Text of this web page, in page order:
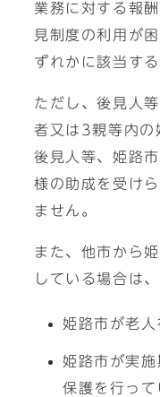
業務に対する報
見制度の利用が
ずれかに該当する
ただし、後見人
者又は3親等内の
後見人等、姫路
様の助成を受け
ません。
また、他市から
している場合は
姫路市が老
姫路市が実
保護を行って